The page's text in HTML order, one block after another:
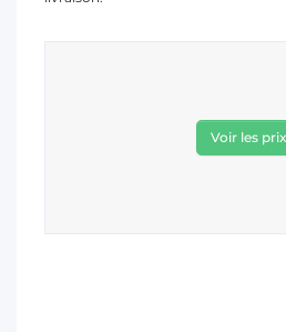
Voir les prix